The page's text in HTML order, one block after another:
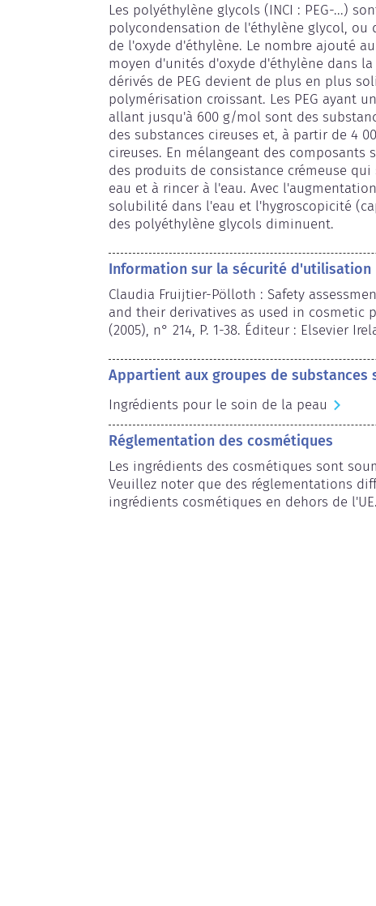
Les polyéthylène glycols (INCI : PEG-...)
polycondensation de l'éthylène glycol,
de l'oxyde d'éthylène. Le nombre ajouté
moyen d'unités d'oxyde d'éthylène dans
dérivés de PEG devient de plus en plus
polymérisation croissant. Les PEG ayant
allant jusqu'à 600 g/mol sont des
des substances cireuses et, à partir de 4
cireuses. En mélangeant des
des produits de consistance crémeuse
eau et à rincer à l'eau. Avec
solubilité dans l'eau et l'hygroscopicité
des polyéthylène glycols diminuent.
Information sur la sécurité d'utilisation
Claudia Fruijtier-Pölloth : Safety
and their derivatives as used in cosmetic
(2005), n° 214, P. 1-38. Éditeur : Elsevier
Appartient aux groupes de substances
Ingrédients pour le soin de la peau
Réglementation des cosmétiques
Les ingrédients des cosmétiques sont
Veuillez noter que des réglementations
ingrédients cosmétiques en dehors de l'UE.